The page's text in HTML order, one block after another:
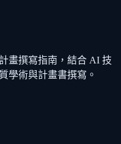
畫撰寫指南，結合 AI 技
學術與計畫書撰寫。